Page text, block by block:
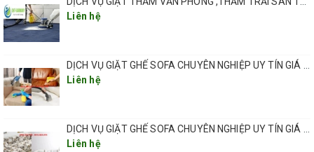
chi tiết nhất.
VÌ SAO NÊN VỆ SINH THẢM VĂN PHÒNG, THẢM TRẢI SÀN
1. Kéo dài thời gian sử dụng thảm
Thảm sử dụng được bao lâu phụ thuộc vào cách sử dụng thảm và
dưỡng tốt có thể sử dụng từ 10-15 năm.
Liên hệ
Liên hệ
Liên hệ